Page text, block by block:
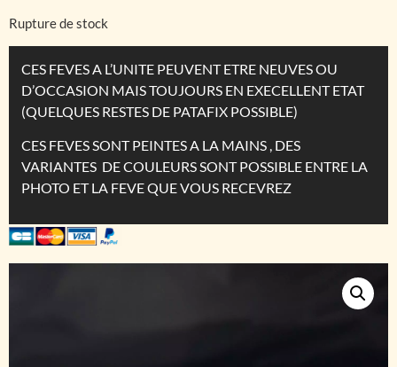
Rupture de stock
CES FEVES A L’UNITE PEUVENT ETRE NEUVES OU
D’OCCASION MAIS TOUJOURS EN EXECELLENT ETAT
(QUELQUES RESTES DE PATAFIX POSSIBLE)
CES FEVES SONT PEINTES A LA MAINS , DES
VARIANTES DE COULEURS SONT POSSIBLE ENTRE LA
PHOTO ET LA FEVE QUE VOUS RECEVREZ